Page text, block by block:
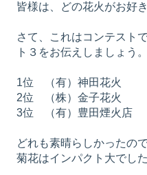
皆様は、どの花火がお好
さて、これはコンテスト
ト３をお伝えしましょう。
1位 （有）神田花火
2位 （株）金子花火
3位 （有）豊田煙火店
どれも素晴らしかったの
菊花はインパクト大でした